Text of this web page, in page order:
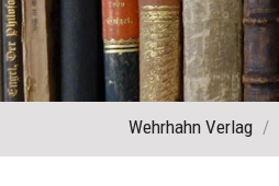
Wehrhahn Verlag